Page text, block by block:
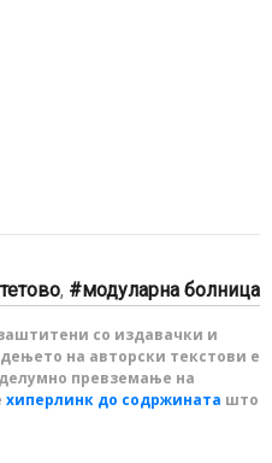
тетово, модуларна болница
со издавачки и
на авторски текстови е
превземање на
хиперлинк до содржината што